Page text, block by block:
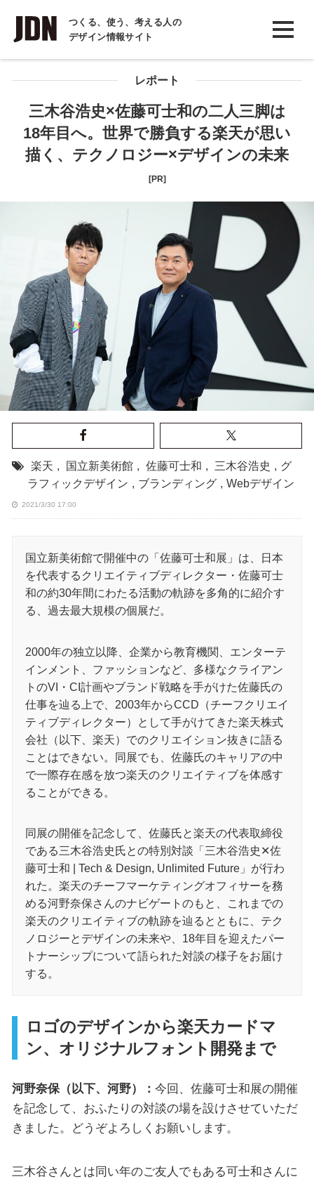
つくる、使う、考える人の
デザイン情報サイト
INTERVIEW
インタビュー
REPORT
COLUMN
コラム
レポート
三木谷浩史×佐藤可士和の二人三脚は
18年目へ。世界で勝負する楽天が思い
描く、テクノロジー×デザインの未来
[PR]
楽天 , 国立新美術館 , 佐藤可士和 , 三木谷浩史 , グ
ラフィックデザイン , ブランディング , Webデザイン
2021/3/30 17:00
国立新美術館で開催中の「佐藤可士和展」は、日本
を代表するクリエイティブディレクター・佐藤可士
和の約30年間にわたる活動の軌跡を多角的に紹介す
る、過去最大規模の個展だ。
2000年の独立以降、企業から教育機関、エンターテ
インメント、ファッションなど、多様なクライアン
トのVI・CI計画やブランド戦略を手がけた佐藤氏の
仕事を辿る上で、2003年からCCD（チーフクリエイ
ティブディレクター）として手がけてきた楽天株式
会社（以下、楽天）でのクリエイション抜きに語る
ことはできない。同展でも、佐藤氏のキャリアの中
で一際存在感を放つ楽天のクリエイティブを体感す
ることができる。
同展の開催を記念して、佐藤氏と楽天の代表取締役
である三木谷浩史氏との特別対談「三木谷浩史✕佐
藤可士和 | Tech & Design, Unlimited Future」が行わ
れた。楽天のチーフマーケティングオフィサーを務
める河野奈保さんのナビゲートのもと、これまでの
楽天のクリエイティブの軌跡を辿るとともに、テク
ノロジーとデザインの未来や、18年目を迎えたパー
トナーシップについて語られた対談の様子をお届け
する。
ロゴのデザインから楽天カードマ
ン、オリジナルフォント開発まで
河野奈保（以下、河野）： 今回、佐藤可士和展の開催
を記念して、おふたりの対談の場を設けさせていただ
きました。どうぞよろしくお願いします。
三木谷さんとは同い年のご友人でもある可士和さんに